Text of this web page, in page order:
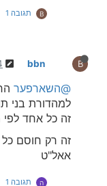
B תגובה 1
B
bbn
14
@השארפער
למהדורת בני
זה כל אחד
זה רק חוסם
אאל"ט
ה תגובה 1